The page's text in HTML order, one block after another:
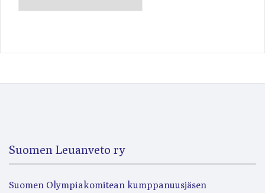
Suomen Leuanveto ry
Suomen Olympiakomitean kumppanuusjäsen